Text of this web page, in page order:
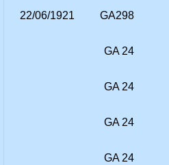
GA298
22/06/1921
GA 24
GA 24
GA 24
GA 24